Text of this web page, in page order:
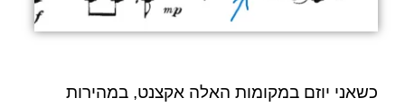
כשאני יוזם במקומות האלה אקצנט, במהירות